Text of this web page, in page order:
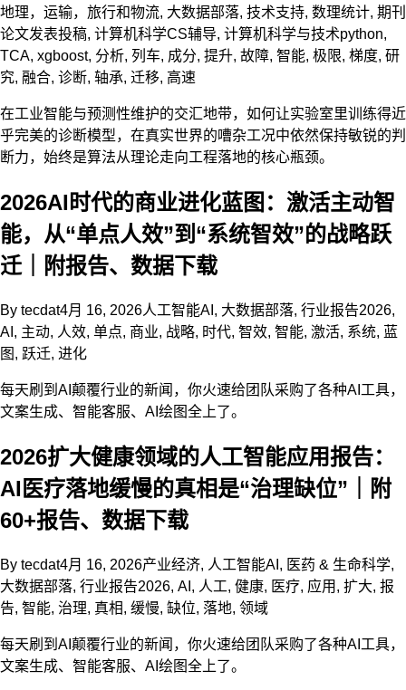
地理，运输，旅行和物流, 大数据部落, 技术支持, 数理统计, 期刊
论文发表投稿, 计算机科学CS辅导, 计算机科学与技术python,
TCA, xgboost, 分析, 列车, 成分, 提升, 故障, 智能, 极限, 梯度, 研
究, 融合, 诊断, 轴承, 迁移, 高速
在工业智能与预测性维护的交汇地带，如何让实验室里训练得近
乎完美的诊断模型，在真实世界的嘈杂工况中依然保持敏锐的判
断力，始终是算法从理论走向工程落地的核心瓶颈。
2026AI时代的商业进化蓝图：激活主动智
能，从“单点人效”到“系统智效”的战略跃
迁｜附报告、数据下载
By tecdat4月 16, 2026人工智能AI , 大数据部落, 行业报告2026,
AI , 主动, 人效, 单点, 商业, 战略, 时代, 智效, 智能, 激活, 系统, 蓝
图 , 跃迁, 进化
每天刷到AI颠覆行业的新闻，你火速给团队采购了各种AI工具，
文案生成、智能客服、AI绘图全上了。
2026扩大健康领域的人工智能应用报告：
AI医疗落地缓慢的真相是“治理缺位”｜附
60+报告、数据下载
By tecdat4月 16, 2026产业经济, 人工智能AI , 医药 & 生命科学,
大数据部落, 行业报告2026, AI , 人工, 健康, 医疗, 应用 , 扩大, 报
告, 智能, 治理, 真相, 缓慢, 缺位, 落地, 领域
每天刷到AI颠覆行业的新闻，你火速给团队采购了各种AI工具，
文案生成、智能客服、AI绘图全上了。